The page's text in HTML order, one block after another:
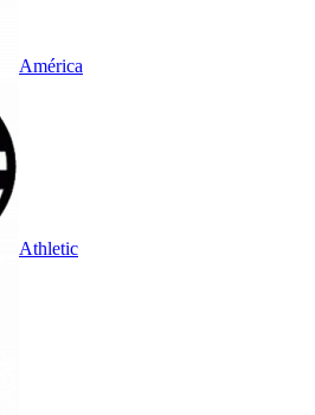
América
Athletic